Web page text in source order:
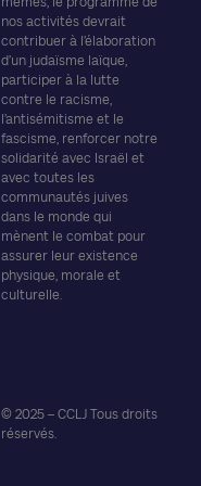
nos activités devrait
contribuer à l’élaboration
d’un judaïsme laïque,
participer à la lutte
contre le racisme,
l’antisémitisme et le
fascisme, renforcer notre
solidarité avec Israël et
avec toutes les
communautés juives
dans le monde qui
mènent le combat pour
assurer leur existence
physique, morale et
culturelle.
© 2025 – CCLJ Tous droits
réservés.